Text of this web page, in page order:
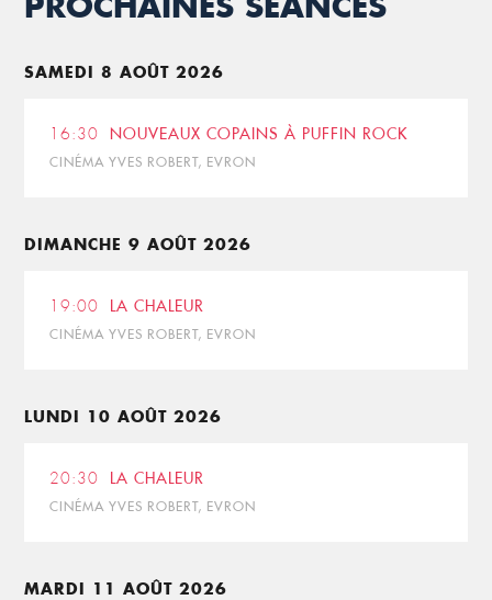
SAMEDI 8 AOÛT 2026
16:30 NOUVEAUX COPAINS À PUFFIN ROCK
CINÉMA YVES ROBERT, EVRON
DIMANCHE 9 AOÛT 2026
19:00 LA CHALEUR
CINÉMA YVES ROBERT, EVRON
LUNDI 10 AOÛT 2026
20:30 LA CHALEUR
CINÉMA YVES ROBERT, EVRON
MARDI 11 AOÛT 2026